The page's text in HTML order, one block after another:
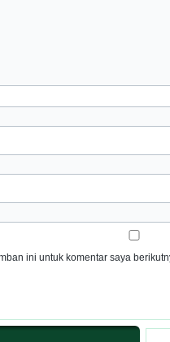
ini untuk komentar saya